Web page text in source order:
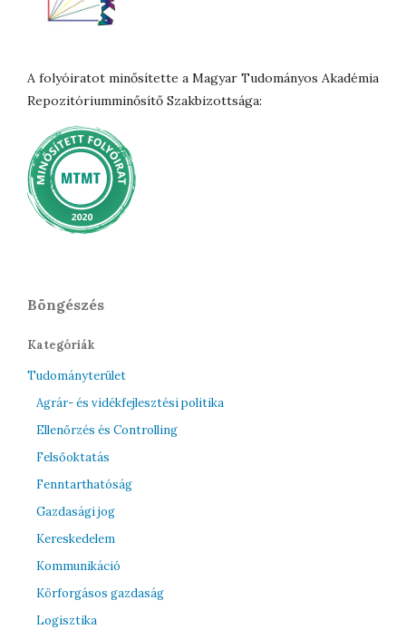
A folyóiratot minősítette a Magyar Tudományos Akadémia
Repozitóriumminősítő Szakbizottsága:
Böngészés
Kategóriák
Tudományterület
Agrár- és vidékfejlesztési politika
Ellenőrzés és Controlling
Felsőoktatás
Fenntarthatóság
Gazdasági jog
Kereskedelem
Kommunikáció
Körforgásos gazdaság
Logisztika